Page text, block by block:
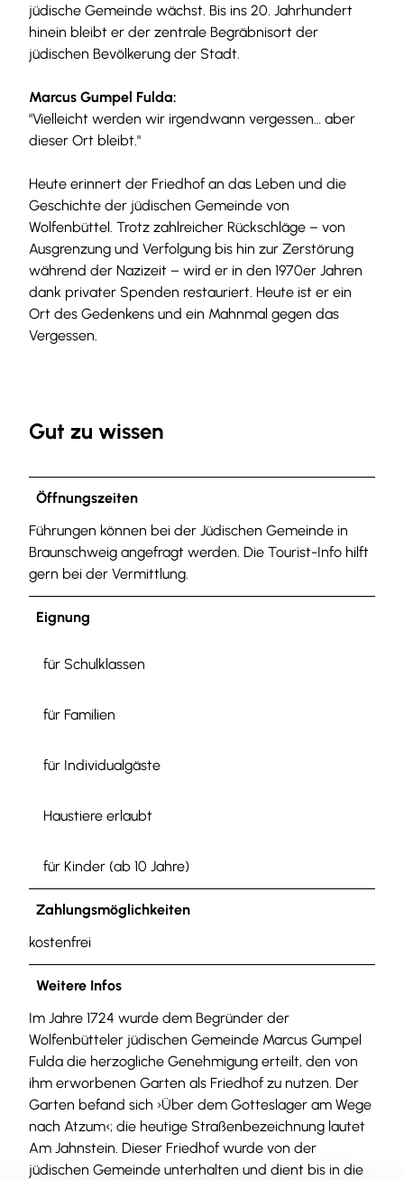
jüdische Gemeinde wächst. Bis ins 20. Jahrhundert
hinein bleibt er der zentrale Begräbnisort der
jüdischen Bevölkerung der Stadt.
Marcus Gumpel Fulda:
"Vielleicht werden wir irgendwann vergessen… aber
dieser Ort bleibt."
Heute erinnert der Friedhof an das Leben und die
Geschichte der jüdischen Gemeinde von
Wolfenbüttel. Trotz zahlreicher Rückschläge – von
Ausgrenzung und Verfolgung bis hin zur Zerstörung
während der Nazizeit – wird er in den 1970er Jahren
dank privater Spenden restauriert. Heute ist er ein
Ort des Gedenkens und ein Mahnmal gegen das
Vergessen.
Gut zu wissen
Öffnungszeiten
Führungen können bei der Jüdischen Gemeinde in
Braunschweig angefragt werden. Die Tourist-Info hilft
gern bei der Vermittlung.
Eignung
für Schulklassen
für Familien
für Individualgäste
Haustiere erlaubt
für Kinder (ab 10 Jahre)
Zahlungsmöglichkeiten
kostenfrei
Weitere Infos
Im Jahre 1724 wurde dem Begründer der
Wolfenbütteler jüdischen Gemeinde Marcus Gumpel
Fulda die herzogliche Genehmigung erteilt, den von
ihm erworbenen Garten als Friedhof zu nutzen. Der
Garten befand sich ›Über dem Gotteslager am Wege
nach Atzum‹; die heutige Straßenbezeichnung lautet
Am Jahnstein. Dieser Friedhof wurde von der
jüdischen Gemeinde unterhalten und dient bis in die